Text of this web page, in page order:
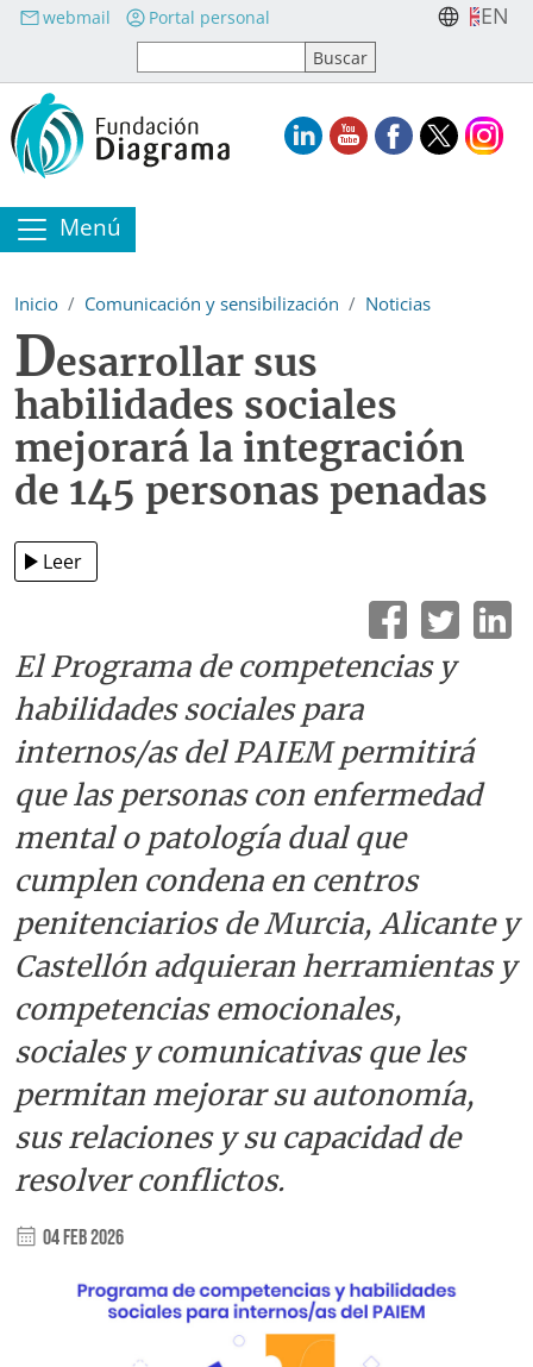
Pasar al contenido principal
webmail Portal personal EN
Menú
Inicio Comunicación y sensibilización Noticias
Desarrollar sus
habilidades sociales
mejorará la integración
de 145 personas penadas
Leer
El Programa de competencias y
habilidades sociales para
internos/as del PAIEM permitirá
que las personas con enfermedad
mental o patología dual que
cumplen condena en centros
penitenciarios de Murcia, Alicante y
Castellón adquieran herramientas y
competencias emocionales,
sociales y comunicativas que les
permitan mejorar su autonomía,
sus relaciones y su capacidad de
resolver conflictos.
04 Feb 2026